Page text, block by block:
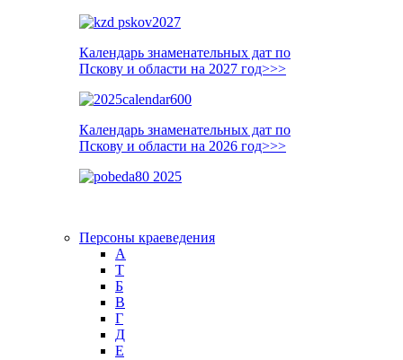
Календарь знаменательных дат по
Пскову и области на 2027 год>>>
Календарь знаменательных дат по
Пскову и области на 2026 год>>>
Персоны краеведения
А
T
Б
В
Г
Д
Е